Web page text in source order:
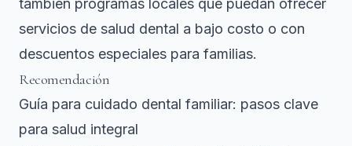
también programas locales que puedan ofrecer
servicios de salud dental a bajo costo o con
descuentos especiales para familias.
Recomendación
Guía para cuidado dental familiar: pasos clave
para salud integral